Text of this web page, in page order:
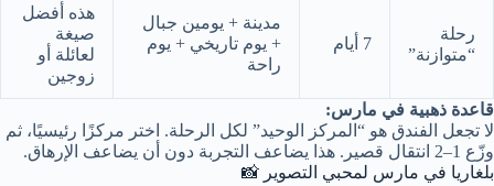
رحلة
“متوازنة”
7 أيام
مدينة + يومين جبال
+ يوم تاريخي + يوم
راحة
هذه أفضل
صيغة
لعائلة أو
زوجين
قاعدة ذهبية في مارس:
لا تجعل الفندق هو “المركز الوحيد” لكل الرحلة. اختر مركزًا رئيسيًا، ثم
وزّع 1–2 انتقال قصير. هذا يضاعف التجربة دون أن يضاعف الإرهاق.
بلغاريا في مارس لمحبي التصوير 📸